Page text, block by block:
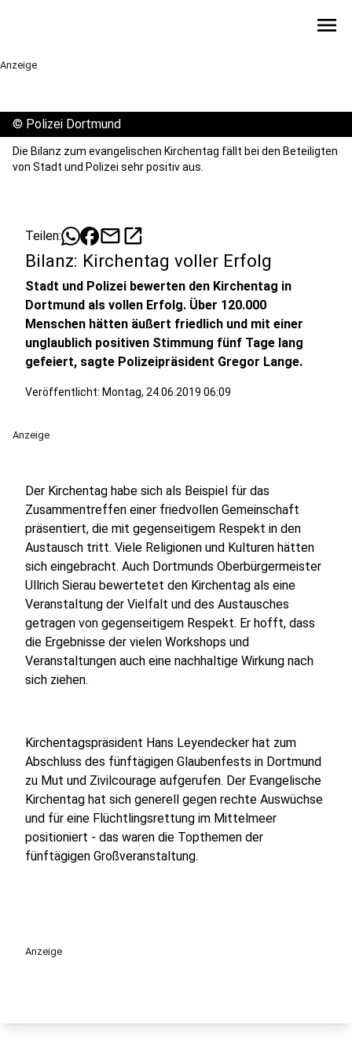
menu
Anzeige
© Polizei Dortmund
Die Bilanz zum evangelischen Kirchentag fällt bei den Beteiligten
von Stadt und Polizei sehr positiv aus.
Teilen: mailopen_in_new
Bilanz: Kirchentag voller Erfolg
Stadt und Polizei bewerten den Kirchentag in
Dortmund als vollen Erfolg. Über 120.000
Menschen hätten äußert friedlich und mit einer
unglaublich positiven Stimmung fünf Tage lang
gefeiert, sagte Polizeipräsident Gregor Lange.
Veröffentlicht: Montag, 24.06.2019 06:09
Anzeige
Der Kirchentag habe sich als Beispiel für das
Zusammentreffen einer friedvollen Gemeinschaft
präsentiert, die mit gegenseitigem Respekt in den
Austausch tritt. Viele Religionen und Kulturen hätten
sich eingebracht. Auch Dortmunds Oberbürgermeister
Ullrich Sierau bewertetet den Kirchentag als eine
Veranstaltung der Vielfalt und des Austausches
getragen von gegenseitigem Respekt. Er hofft, dass
die Ergebnisse der vielen Workshops und
Veranstaltungen auch eine nachhaltige Wirkung nach
sich ziehen.
Kirchentagspräsident Hans Leyendecker hat zum
Abschluss des fünftägigen Glaubenfests in Dortmund
zu Mut und Zivilcourage aufgerufen. Der Evangelische
Kirchentag hat sich generell gegen rechte Auswüchse
und für eine Flüchtlingsrettung im Mittelmeer
positioniert - das waren die Topthemen der
fünftägigen Großveranstaltung.
Anzeige